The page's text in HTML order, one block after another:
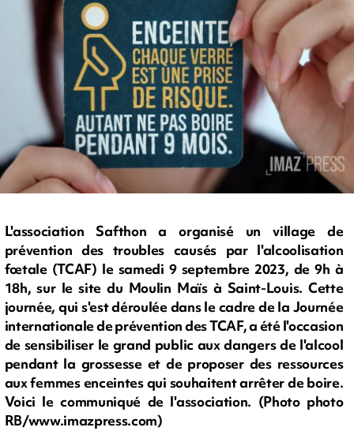
L'association Safthon a organisé un village de
prévention des troubles causés par l'alcoolisation
fœtale (TCAF) le samedi 9 septembre 2023, de 9h à
18h, sur le site du Moulin Maïs à Saint-Louis. Cette
journée, qui s'est déroulée dans le cadre de la Journée
internationale de prévention des TCAF, a été l'occasion
de sensibiliser le grand public aux dangers de l'alcool
pendant la grossesse et de proposer des ressources
aux femmes enceintes qui souhaitent arrêter de boire.
Voici le communiqué de l'association. (Photo photo
RB/www.imazpress.com)